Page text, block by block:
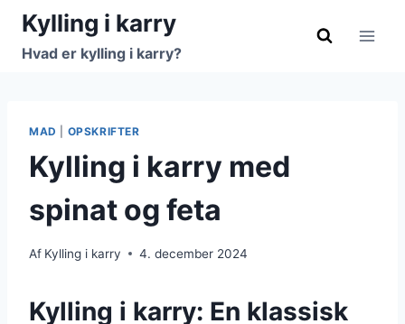
Fortsæt
indhold
Kylling i karry
Hvad er kylling i karry?
MAD OPSKRIFTER
Kylling i karry med
spinat og feta
Af Kylling i karry 4. december 2024
Kylling i karry: En klassisk